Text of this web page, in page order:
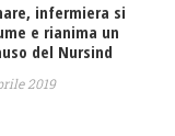
infermiera si
e rianima un
del Nursind
2019